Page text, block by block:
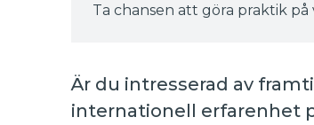
Ta chansen att göra praktik
Är du intresserad av
internationell erfarenhet